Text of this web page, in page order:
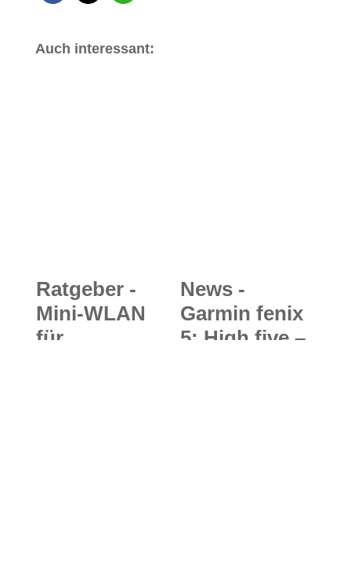
Auch interessant:
Ratgeber -
Mini-WLAN
für
News -
Garmin fenix
5: High five –